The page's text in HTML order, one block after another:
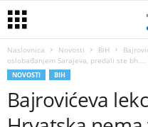
Naslovnica Novosti BiH
oslobađanjem Sarajeva, predali ste bh....
NOVOSTI BIH
Bajrovićeva